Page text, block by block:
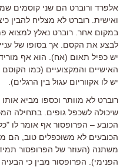
אלפרד ורוברט הם שני קוסמים
ואישית. רוברט לא מצליח להבין
במקום אחר. רוברט נאלץ למצוא
לבצע את הקסם. אך בסופו של
יש כפיל תאום (אח). הוא אף מוריד
האישיים והמקצועיים (כמו הקוסם
יש לו אקווריום עגול בין הרגלים).
רוברט לא מוותר וכספו מביא
שיכולה לשכפל גופים. בתחילה
הכובע – הפרופסור אף אומר לו
הכובעים לא משוכפלים טוב, הם
משתנה (העוזר של הפרופסור
הפנימי). הפרופסור מבין כי